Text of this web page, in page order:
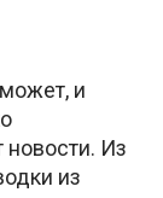
и
новости. Из
из